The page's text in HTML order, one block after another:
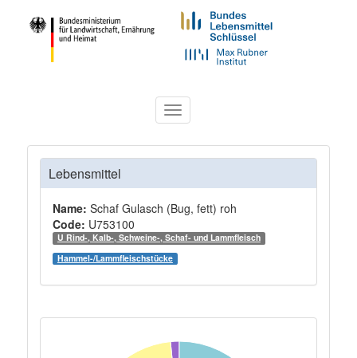
Toggle
navigation
Lebensmittel
Name: Schaf Gulasch (Bug, fett) roh
Code: U753100
U Rind-, Kalb-, Schweine-, Schaf- und Lammfleisch
Hammel-/Lammfleischstücke